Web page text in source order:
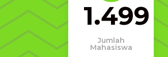
1.499
Jumlah
Mahasiswa